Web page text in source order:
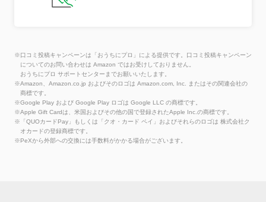
※口コミ投稿キャンペーンは「おうちにプロ」による提供です。口コミ投稿キャンペーン
についてのお問い合わせは Amazon ではお受けしておりません。
おうちにプロ サポートセンターまでお願いいたします。
※Amazon、Amazon.co.jp およびそのロゴは Amazon.com, Inc. またはその関連会社の
商標です。
※Google Play および Google Play ロゴは Google LLC の商標です。
※Apple Gift Cardは、米国およびその他の国で登録されたApple Inc.の商標です。
※「QUOカードPay」もしくは「クオ・カード ペイ」およびそれらのロゴは 株式会社ク
オカードの登録商標です。
※PeXから外部への交換には手数料がかかる場合がございます。